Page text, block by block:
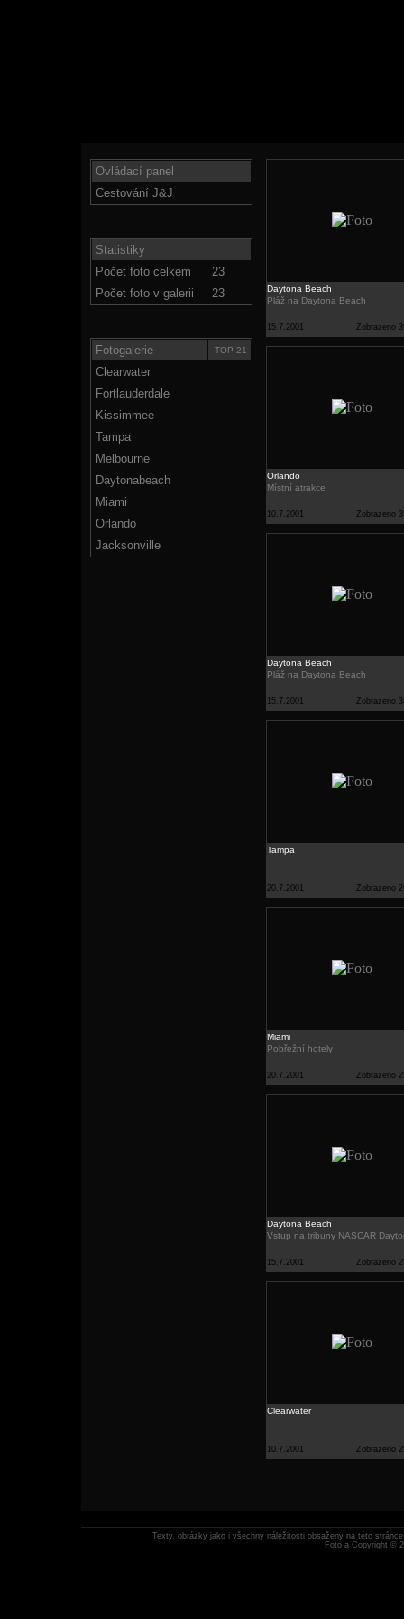
Ovládací panel
Cestování J&J
Statistiky
Počet foto celkem
23
Počet foto v galerii
23
Fotogalerie TOP 21
Clearwater
Fortlauderdale
Kissimmee
Tampa
Melbourne
Daytonabeach
Miami
Orlando
Jacksonville
Daytona Beach
Pláž na Daytona Beach
15.7.2001 Zobrazeno
Orlando
Místní atrakce
10.7.2001 Zobrazeno
Daytona Beach
Pláž na Daytona Beach
15.7.2001 Zobrazeno
Tampa
20.7.2001 Zobrazeno
Miami
Pobřežní hotely
20.7.2001 Zobrazeno
Daytona Beach
Vstup na tribuny NASCAR
15.7.2001 Zobrazeno
Clearwater
10.7.2001 Zobrazeno
Texty, obrázky jako i všechny náležitosti obsaženy na této
Foto a Copyright ©